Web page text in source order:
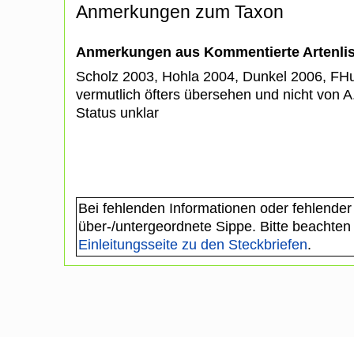
Anmerkungen zum Taxon
Anmerkungen aus Kommentierte
Scholz 2003, Hohla 2004, Dunkel 2006,
vermutlich öfters übersehen und nicht von
Status unklar
Bei fehlenden Informationen oder
über-/untergeordnete Sippe. Bitte
Einleitungsseite zu den Steckbriefen.